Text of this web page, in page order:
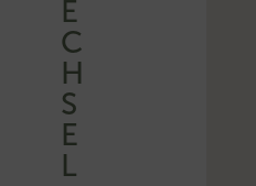
E
C
H
S
E
L